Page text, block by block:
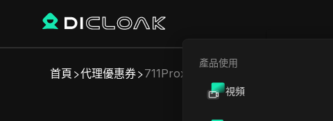
產品使用
視頻
首頁 代理優惠券 711Proxy